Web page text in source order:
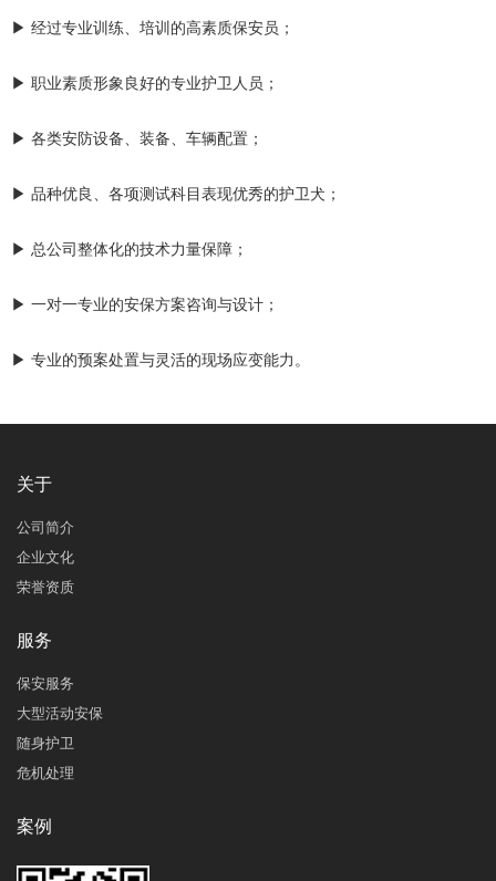
▶ 经过专业训练、培训的高素质保安员；
▶ 职业素质形象良好的专业护卫人员；
▶ 各类安防设备、装备、车辆配置；
▶ 品种优良、各项测试科目表现优秀的护卫犬；
▶ 总公司整体化的技术力量保障；
▶ 一对一专业的安保方案咨询与设计；
▶ 专业的预案处置与灵活的现场应变能力。
关于
公司简介
企业文化
荣誉资质
服务
保安服务
大型活动安保
随身护卫
危机处理
案例